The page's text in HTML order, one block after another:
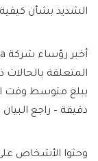
الشديد بشأن
المتعلقة بالحالات
يبلغ متوسط ​​وقت
دقيقة – راجع
وحثوا الأشخاص